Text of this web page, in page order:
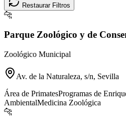
Restaurar Filtros
🐆
Parque Zoológico y de
Zoológico Municipal
Av. de la Naturaleza, s/n, Sevilla
Área de PrimatesProgramas de
AmbientalMedicina Zoológica
🐆